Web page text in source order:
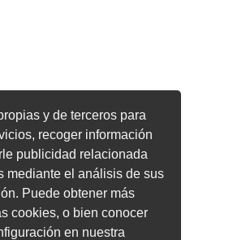
y de terceros para
recoger información
publicidad relacionada
mediante el análisis de sus
Puede obtener más
cookies, o bien conocer
en nuestra